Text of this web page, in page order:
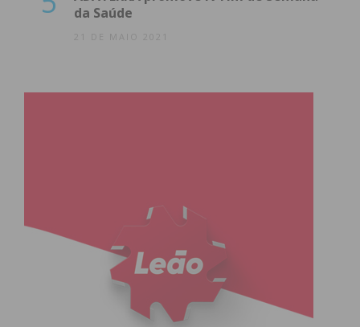
da Saúde
21 DE MAIO 2021